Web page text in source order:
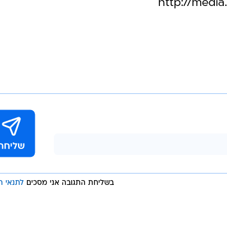
בשליחת התגובה אני מסכים לתנאי